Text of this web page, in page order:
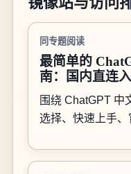
同专题阅读
最简单的
南：国内直连
围绕 ChatGPT 中
选择、快速上手、